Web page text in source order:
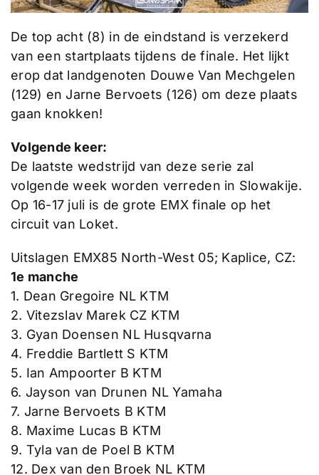
De top acht (8) in de eindstand is verzekerd
van een startplaats tijdens de finale. Het lijkt
erop dat landgenoten Douwe Van Mechgelen
(129) en Jarne Bervoets (126) om deze plaats
gaan knokken!
Volgende keer:
De laatste wedstrijd van deze serie zal
volgende week worden verreden in Slowakije.
Op 16-17 juli is de grote EMX finale op het
circuit van Loket.
Uitslagen EMX85 North-West 05; Kaplice, CZ:
1e manche
1. Dean Gregoire NL KTM
2. Vitezslav Marek CZ KTM
3. Gyan Doensen NL Husqvarna
4. Freddie Bartlett S KTM
5. Ian Ampoorter B KTM
6. Jayson van Drunen NL Yamaha
7. Jarne Bervoets B KTM
8. Maxime Lucas B KTM
9. Tyla van de Poel B KTM
12. Dex van den Broek NL KTM